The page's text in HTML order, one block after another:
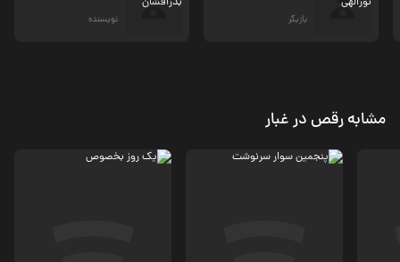
بازیگر نویسنده
مشابه رقص در غبار